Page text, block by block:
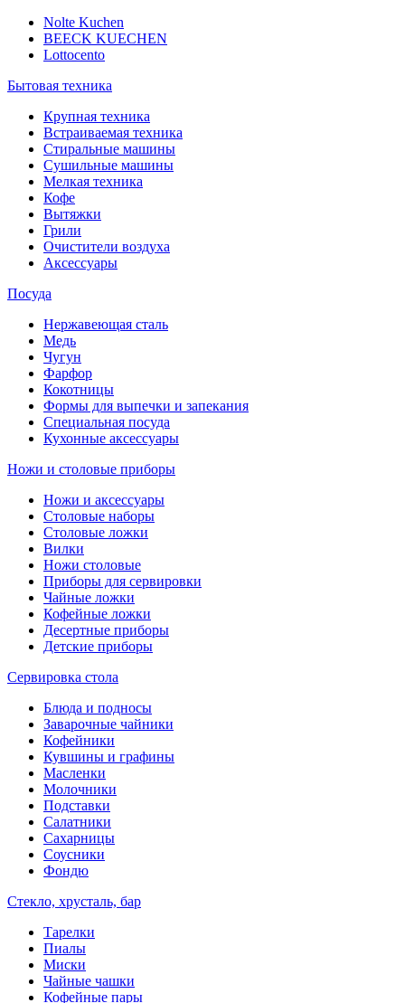
Nolte Kuchen
BEECK KUECHEN
Lottocento
Бытовая техника
Крупная техника
Встраиваемая техника
Стиральные машины
Сушильные машины
Мелкая техника
Кофе
Вытяжки
Грили
Очистители воздуха
Аксессуары
Посуда
Нержавеющая сталь
Медь
Чугун
Фарфор
Кокотницы
Формы для выпечки и запекания
Специальная посуда
Кухонные аксессуары
Ножи и столовые приборы
Ножи и аксессуары
Столовые наборы
Столовые ложки
Вилки
Ножи столовые
Приборы для сервировки
Чайные ложки
Кофейные ложки
Десертные приборы
Детские приборы
Сервировка стола
Блюда и подносы
Заварочные чайники
Кофейники
Кувшины и графины
Масленки
Молочники
Подставки
Салатники
Сахарницы
Соусники
Фондю
Стекло, хрусталь, бар
Тарелки
Пиалы
Миски
Чайные чашки
Кофейные пары